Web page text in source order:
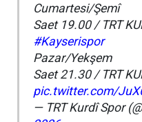
Cumartesi/Şemî
Saet 19.00 / TRT
#Kayserispor
Pazar/Yekşem
Saet 21.30 / TRT
pic.twitter.com/
— TRT Kurdî Spor